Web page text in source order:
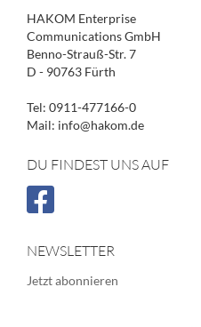
HAKOM Enterprise
Communications GmbH
Benno-Strauß-Str. 7
D - 90763 Fürth
Tel: 0911-477166-0
Mail: info@hakom.de
DU FINDEST UNS AUF
NEWSLETTER
Jetzt abonnieren